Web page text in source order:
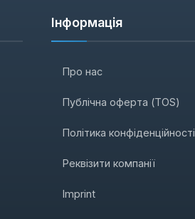
Інформація
Про нас
Публічна оферта (TOS)
Політика конфіденційності
Реквізити компанії
Imprint